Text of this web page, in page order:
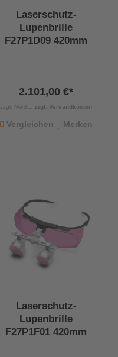
Laserschutz-
Lupenbrille
F27P1D09 420mm
2.101,00 €*
zzgl. MwSt., zzgl. Versandkosten
Vergleichen Merken
Laserschutz-
Lupenbrille
F27P1F01 420mm